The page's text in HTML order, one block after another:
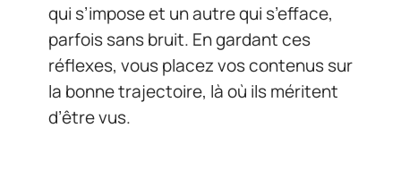
qui s’impose et un autre qui s’efface,
parfois sans bruit. En gardant ces
réflexes, vous placez vos contenus sur
la bonne trajectoire, là où ils méritent
d’être vus.